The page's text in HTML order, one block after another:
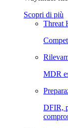
Scopri di più
Threat
MDR
DFIR,